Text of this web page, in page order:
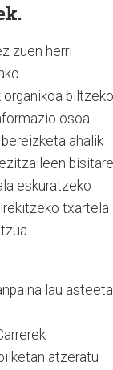
zuen herri
biltzeko
osoa
ahalik
eskuratzeko
txartela
lau
atzeratu